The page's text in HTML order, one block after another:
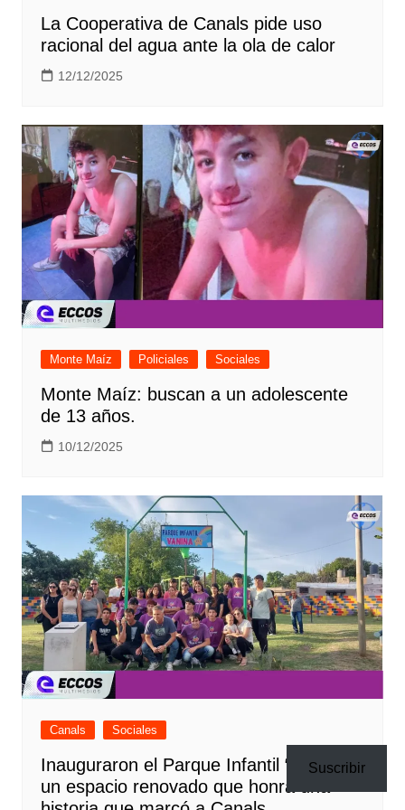
La Cooperativa de Canals pide uso
racional del agua ante la ola de calor
12/12/2025
Monte Maíz Policiales Sociales
Monte Maíz: buscan a un adolescente
de 13 años.
10/12/2025
Canals Sociales
Inauguraron el Parque Infantil “Vanina”:
un espacio renovado que honra una
Suscribir